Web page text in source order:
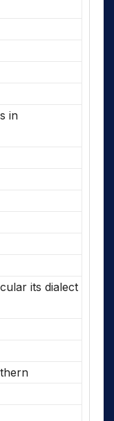
in
its dialect